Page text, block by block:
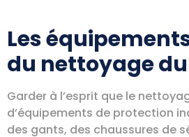
Les
du nettoyage
Garder à l’esprit que le
d’équipements de protection
des gants, des chaussures de